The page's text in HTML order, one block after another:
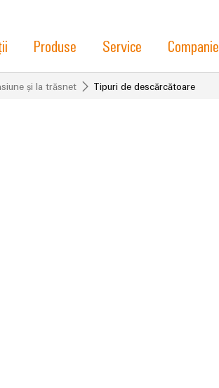
Produse Service Companie
și la trăsnet Tipuri de descărcătoare